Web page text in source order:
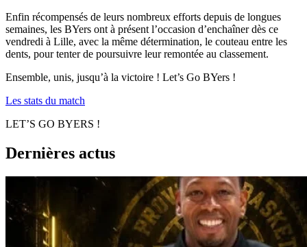
Enfin récompensés de leurs nombreux efforts depuis de longues
semaines, les BYers ont à présent l’occasion d’enchaîner dès ce
vendredi à Lille, avec la même détermination, le couteau entre les
dents, pour tenter de poursuivre leur remontée au classement.
Ensemble, unis, jusqu’à la victoire ! Let’s Go BYers !
Les stats du match
LET’S GO BYERS !
Dernières actus